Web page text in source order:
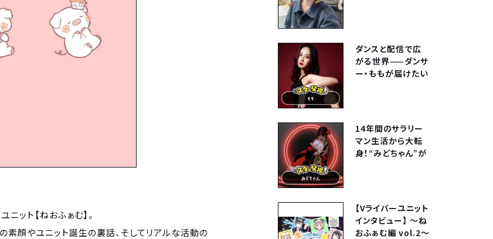
ット【ねおふぁむ】。
顔やユニット誕生の裏話、そしてリアルな活動の
ダンスと配信で広
がる世界——ダンサ
ー・ももが届けたい
14年間のサラリー
マン生活から大転
身！“みどちゃん”が
Vol.8】
【Vライバーユニット
インタビュー】 〜ね
おふぁむ編 vol.2〜